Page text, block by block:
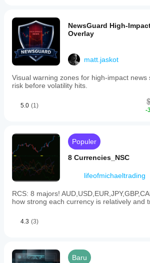
NewsGuard High-Impact News Risk
Overlay
matt.jaskot
Visual warning zones for high-impact news
risk before volatility hits.
5.0 (1)
-
Populer
8 Currencies_NSC
lifeofmichaeltrading
RCS: 8 majors!
how strong each currency is relatively and
4.3 (3)
Baru